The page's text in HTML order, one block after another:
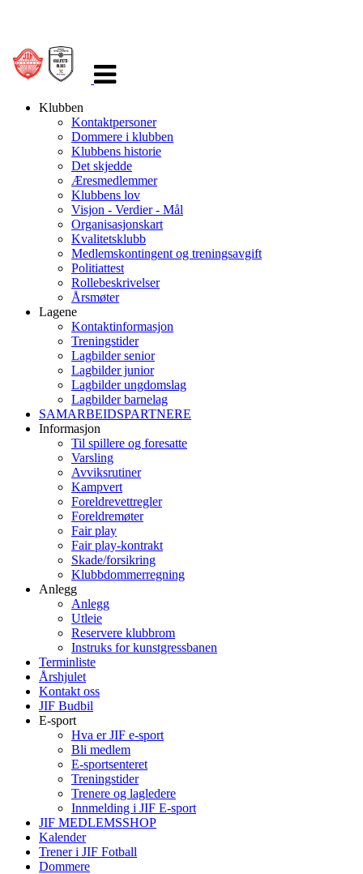
navigasjon
Klubben
Kontaktpersoner
Dommere i klubben
Klubbens historie
Det skjedde
Æresmedlemmer
Klubbens lov
Visjon - Verdier - Mål
Organisasjonskart
Kvalitetsklubb
Medlemskontingent og treningsavgift
Politiattest
Rollebeskrivelser
Årsmøter
Lagene
Kontaktinformasjon
Treningstider
Lagbilder senior
Lagbilder junior
Lagbilder ungdomslag
Lagbilder barnelag
SAMARBEIDSPARTNERE
Informasjon
Til spillere og foresatte
Varsling
Avviksrutiner
Kampvert
Foreldrevettregler
Foreldremøter
Fair play
Fair play-kontrakt
Skade/forsikring
Klubbdommerregning
Anlegg
Anlegg
Utleie
Reservere klubbrom
Instruks for kunstgressbanen
Terminliste
Årshjulet
Kontakt oss
JIF Budbil
E-sport
Hva er JIF e-sport
Bli medlem
E-sportsenteret
Treningstider
Trenere og lagledere
Innmelding i JIF E-sport
JIF MEDLEMSSHOP
Kalender
Trener i JIF Fotball
Dommere